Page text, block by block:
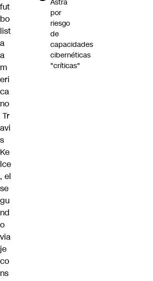
fut
bo
list
a
a
m
eri
ca
no
Tr
avi
s
Ke
lce
, el
se
gu
nd
o
via
je
co
ns
Astra
por
riesgo
de
capacidades
cibernéticas
"críticas"